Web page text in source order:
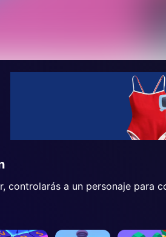
controlarás a un personaje para